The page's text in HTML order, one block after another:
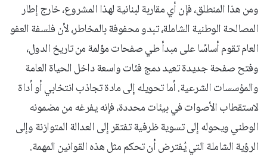
ومن هذا المنطلق، فإن أي مقاربة لبنانية لهذا المشروع، خارج إطار
المصالحة الوطنية الشاملة، تبدو محفوفة بالمخاطر، لأن فلسفة العفو
العام تقوم أساسًا على مبدأ طي صفحات مؤلمة من تاريخ الدول،
وفتح صفحة جديدة تعيد دمج فئات واسعة داخل الحياة العامة
والمؤسسات الشرعية. أما تحويله إلى مادة تجاذب انتخابي أو أداة
لاستقطاب الأصوات في بيئات محددة، فإنه يفرغه من مضمونه
الوطني ويحوله إلى تسوية ظرفية تفتقر إلى العدالة المتوازنة وإلى
الرؤية الشاملة التي يُفترض أن تحكم مثل هذه القوانين المهمة.